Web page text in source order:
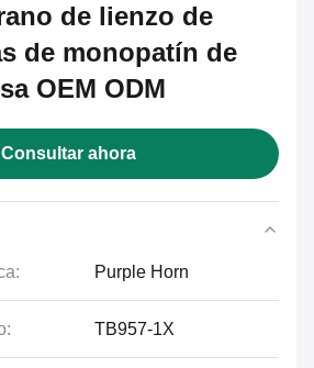
de lienzo de
de monopatín de
OEM ODM
Consultar ahora
Purple Horn
TB957-1X